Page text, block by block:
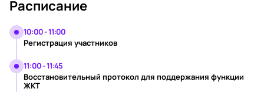
Расписание
10:00 - 11:00
Регистрация участников
11:00 - 11:45
Восстановительный протокол для поддержания функции
ЖКТ